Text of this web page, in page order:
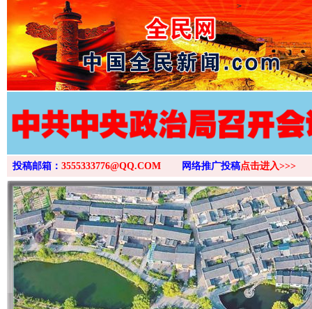
>
投稿邮箱： 3555333776@QQ.COM 网络推广投稿点击进入>>>